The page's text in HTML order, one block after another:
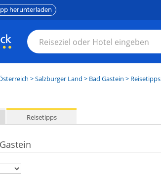
herunterladen
>Salzburger Land > Bad Gastein > Reisetipps
Reisetipps